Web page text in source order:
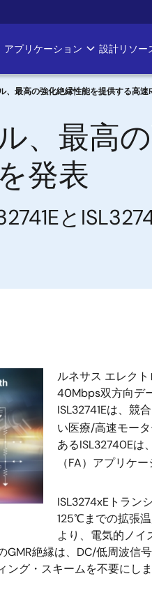
アプリケーション 設計リソー
、最高の強化絶縁性能を提供する高
、最高
発表
と
ルネサス エレク
40Mbps双方向デ
ISL32741Eは、競
い医療/高速モー
あるISL32740Eは
（FA）アプリケ
ISL3274xEトラン
125℃までの拡張
より、電気的ノイ
GMR絶縁は、DC/低周波信
グ・スキームを不要にしま